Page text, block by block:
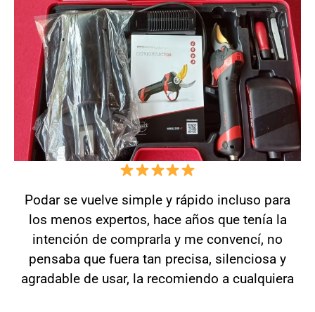
Podar se vuelve simple y rápido incluso para
los menos expertos, hace años que tenía la
intención de comprarla y me convencí, no
pensaba que fuera tan precisa, silenciosa y
agradable de usar, la recomiendo a cualquiera